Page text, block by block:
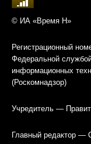
© ИА «Время Н»
Регистрационный
Федеральной
информационных
(Роскомнадзор)
Учредитель —
Главный редактор —